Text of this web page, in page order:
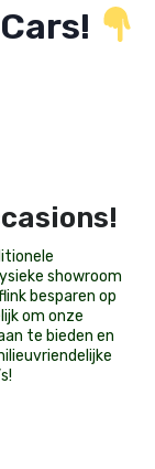
showroom
besparen op
om onze
te bieden en
!